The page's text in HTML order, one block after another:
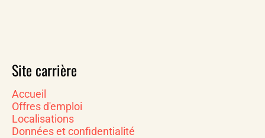
Site carrière
Accueil
Offres d'emploi
Localisations
Données et confidentialité